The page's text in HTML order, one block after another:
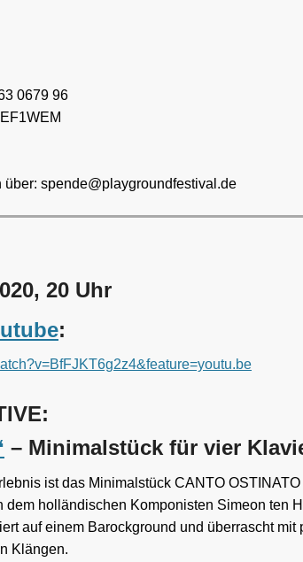
0679 96
spende@playgroundfestival.de
20 Uhr
:
– Minimalstück für vier
ist das Minimalstück CANTO OSTINATO
dem holländischen Komponisten Simeon ten
auf einem Barockground und überrascht mit
Klängen.